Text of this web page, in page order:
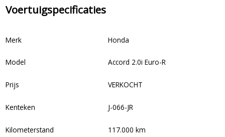
Voertuigspecificaties
Merk Honda
Model Accord 2.0i Euro-R
Prijs VERKOCHT
Kenteken J-066-JR
Kilometerstand 117.000 km